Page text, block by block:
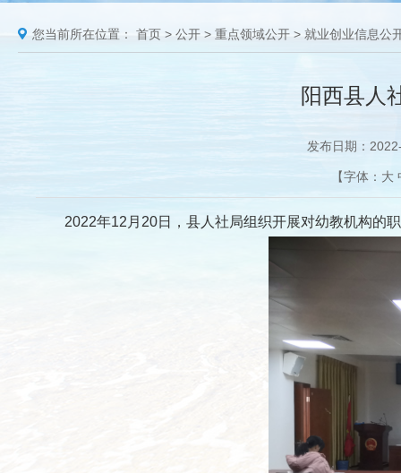
您当前所在位置： 首页 > 公开 > 重点领域公开 > 就业创业信息公
阳西县人
发布日期：
【字体： 大
2022年12月20日，县人社局组织开展对幼教机构的职